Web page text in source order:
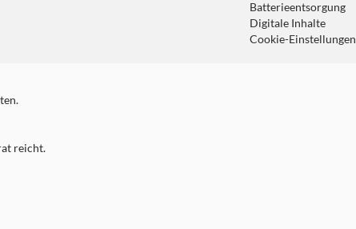
Batterieentsorgung
Digitale Inhalte
Cookie-Einstellungen
reicht.